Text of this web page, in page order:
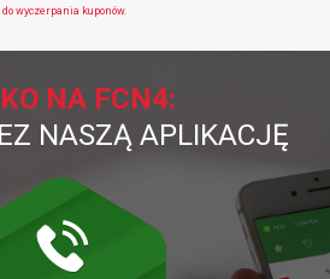
do wyczerpania kuponów.
NA FCN4:
NASZĄ APLIKACJĘ